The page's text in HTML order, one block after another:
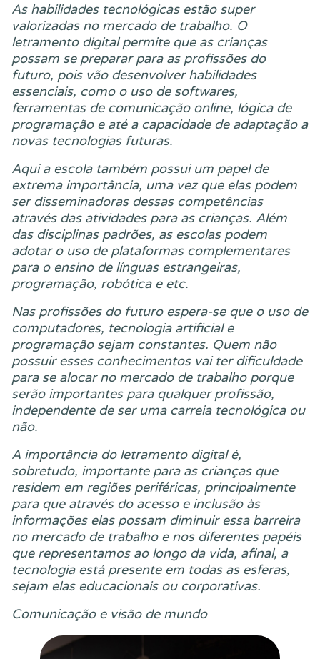
As habilidades tecnológicas estão super
valorizadas no mercado de trabalho. O
letramento digital permite que as crianças
possam se preparar para as profissões do
futuro, pois vão desenvolver habilidades
essenciais, como o uso de softwares,
ferramentas de comunicação online, lógica de
programação e até a capacidade de adaptação a
novas tecnologias futuras.
Aqui a escola também possui um papel de
extrema importância, uma vez que elas podem
ser disseminadoras dessas competências
através das atividades para as crianças. Além
das disciplinas padrões, as escolas podem
adotar o uso de plataformas complementares
para o ensino de línguas estrangeiras,
programação, robótica e etc.
Nas profissões do futuro espera-se que o uso de
computadores, tecnologia artificial e
programação sejam constantes. Quem não
possuir esses conhecimentos vai ter dificuldade
para se alocar no mercado de trabalho porque
serão importantes para qualquer profissão,
independente de ser uma carreia tecnológica ou
não.
A importância do letramento digital é,
sobretudo, importante para as crianças que
residem em regiões periféricas, principalmente
para que através do acesso e inclusão às
informações elas possam diminuir essa barreira
no mercado de trabalho e nos diferentes papéis
que representamos ao longo da vida, afinal, a
tecnologia está presente em todas as esferas,
sejam elas educacionais ou corporativas.
Comunicação e visão de mundo